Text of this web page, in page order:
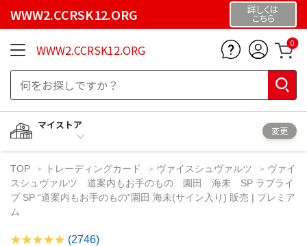
WWW2.CCRSK12.ORG 詳しくは
こちら
WWW2.CCRSK12.ORG 0
マイストア
変更
TOP トレーディングカード ヴァイスシュヴァルツ
ヴァイ
スシュヴァルツ 道案内もお手のもの 園田 海未 SP ラブライ
ブ SP “道案内もお手のもの”園田 海未(サイン入り) 販売 | プレミア
ム
(2746)